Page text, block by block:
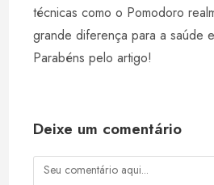
técnicas como o Pomodoro
grande diferença para a saúde
Parabéns pelo artigo!
Deixe um comentário
Comentário